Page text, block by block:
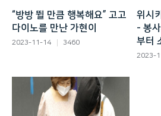
“방방 뛸 만큼 행복해요” 고고
다이노를 만난 가현이
2023-11-14 3460
위시
- 봉
부터
2023-